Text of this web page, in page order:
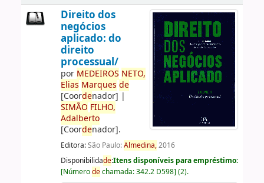
Direito dos
negócios
aplicado: do
direito
processual/
por MEDEIROS NETO,
Elias Marques de
[Coordenador] |
SIMÃO FILHO,
Adalberto
[Coordenador].
Editora:São Paulo:Almedina,2016
Disponibilidade:Itens disponíveis para empréstimo:
[Númerodechamada:342.2 D598] (2).